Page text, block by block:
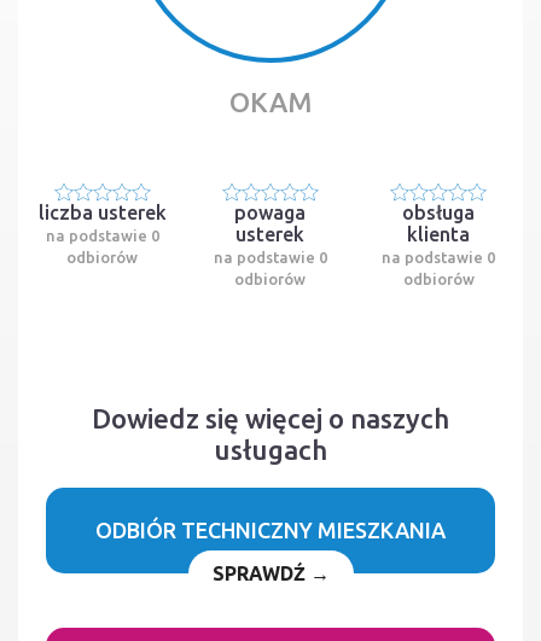
OKAM
liczba usterek
na podstawie 0
odbiorów
powaga
usterek
na podstawie 0
odbiorów
obsługa
klienta
na podstawie 0
odbiorów
Dowiedz się więcej o naszych
usługach
ODBIÓR TECHNICZNY MIESZKANIA
SPRAWDŹ →